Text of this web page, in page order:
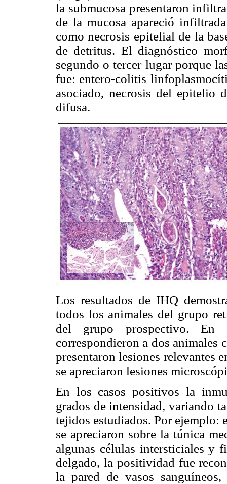
la submucosa presentaron
de la mucosa apareció
como necrosis epitelial de la
de detritus. El diagnóstico
segundo o tercer lugar porque
fue: entero-colitis
asociado, necrosis del epitelio
difusa.
Los resultados de IHQ
todos los animales del grupo
del grupo prospectivo. En
correspondieron a dos animales
presentaron lesiones relevantes
se apreciaron lesiones
En los casos positivos la
grados de intensidad, variando
tejidos estudiados. Por ejemplo:
se apreciaron sobre la túnica
algunas células intersticiales y
delgado, la positividad fue
la pared de vasos